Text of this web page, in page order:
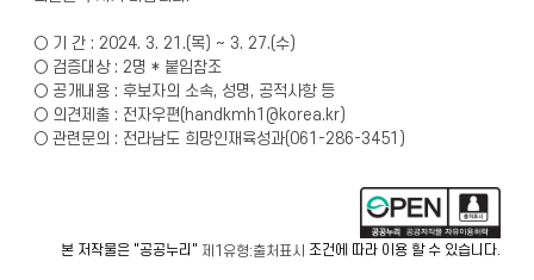
○ 기 간 : 2024. 3. 21.(목) ~ 3. 27.(수)
○ 검증대상 : 2명 * 붙임참조
○ 공개내용 : 후보자의 소속, 성명, 공적사항 등
○ 의견제출 : 전자우편(handkmh1@korea.kr)
○ 관련문의 : 전라남도 희망인재육성과(061-286-3451)
본 저작물은 "공공누리" 제1유형:출처표시 조건에 따라 이용 할 수 있습니다.